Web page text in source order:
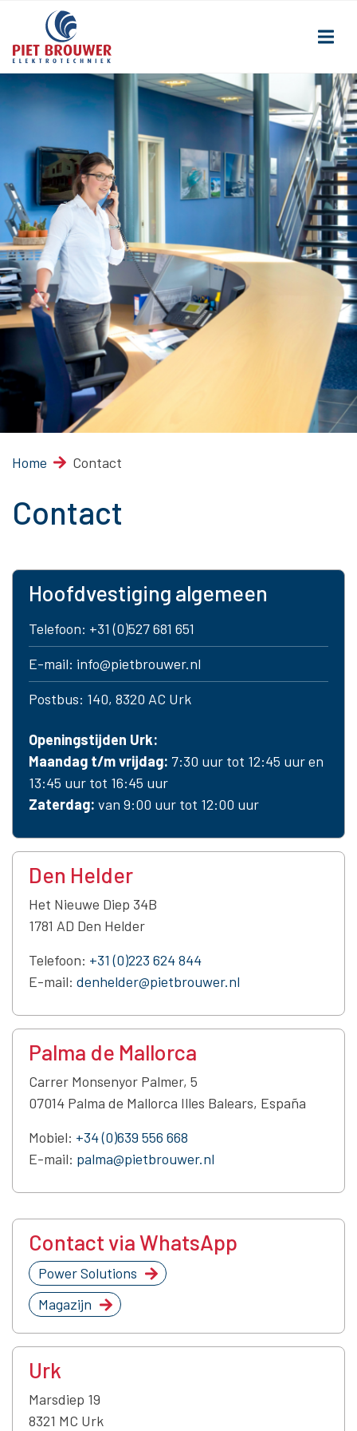
Home Contact
Contact
Hoofdvestiging algemeen
Telefoon: +31 (0)527 681 651
E-mail: info@pietbrouwer.nl
Postbus: 140, 8320 AC Urk
Openingstijden Urk:
Maandag t/m vrijdag: 7:30 uur tot 12:45 uur en
13:45 uur tot 16:45 uur
Zaterdag: van 9:00 uur tot 12:00 uur
Den Helder
Het Nieuwe Diep 34B
1781 AD Den Helder
Telefoon: +31 (0)223 624 844
E-mail: denhelder@pietbrouwer.nl
Palma de Mallorca
Carrer Monsenyor Palmer, 5
07014 Palma de Mallorca Illes Balears, España
Mobiel: +34 (0)639 556 668
E-mail: palma@pietbrouwer.nl
Contact via WhatsApp
Power Solutions
Magazijn
Urk
Marsdiep 19
8321 MC Urk